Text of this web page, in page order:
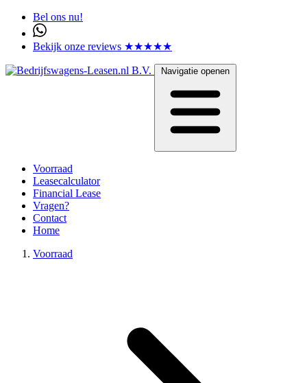
Bel ons nu!
Bekijk onze reviews ★★★★★
Navigatie openen
Voorraad
Leasecalculator
Financial Lease
Vragen?
Contact
Home
Voorraad